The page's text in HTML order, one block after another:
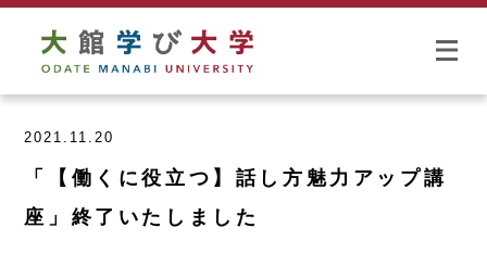
2021.11.20
「【働くに役立つ】話し方魅力アップ講
座」終了いたしました